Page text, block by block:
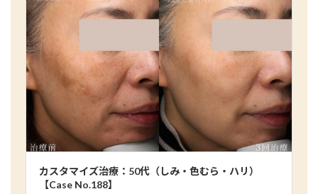
カスタマイズ治療：50代（しみ・色むら・ハリ）
【Case No.188】